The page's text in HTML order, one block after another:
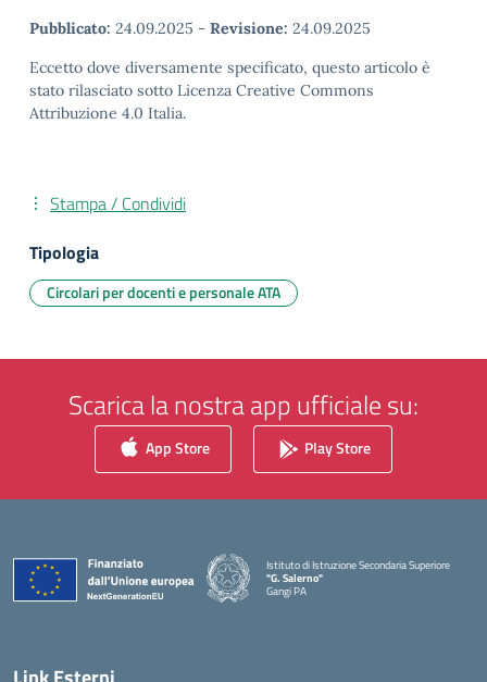
Pubblicato: 24.09.2025 - Revisione: 24.09.2025
Eccetto dove diversamente specificato, questo articolo è
stato rilasciato sotto Licenza Creative Commons
Attribuzione 4.0 Italia.
Stampa / Condividi
Tipologia
Circolari per docenti e personale ATA
Scarica la nostra app ufficiale su:
App Store Play Store
Istituto di Istruzione Secondaria Superiore
"G. Salerno"
Gangi PA
— Visita la pagina iniziale della scuola